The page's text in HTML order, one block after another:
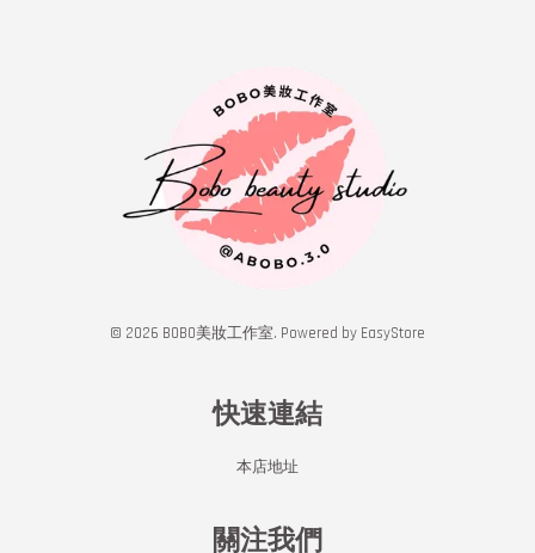
© 2026 BOBO美妝工作室. Powered by EasyStore
快速連結
本店地址
關注我們